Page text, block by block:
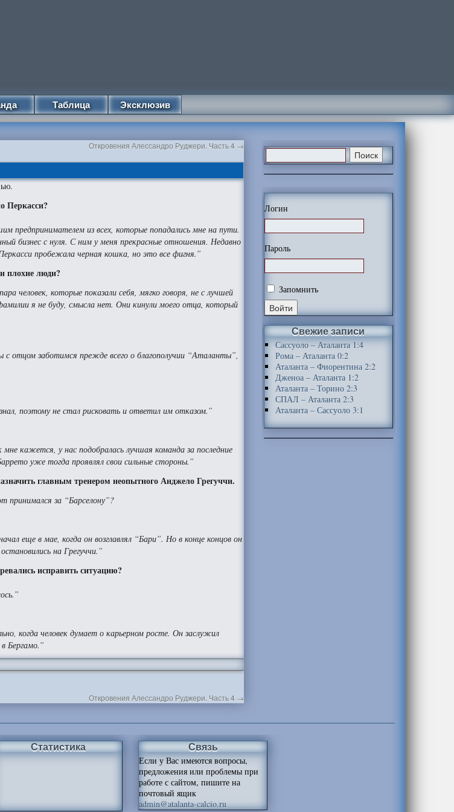
Таблица Эксклюзив
Откровения Алессандро Руджери. Часть 4 →
Перкасси?
предпринимателем из всех, которые попадались мне на пути.
бизнес с нуля. С ним у меня прекрасные отношения. Недавно
пробежала черная кошка, но это все фигня.”
плохие люди?
человек, которые показали себя, мягко говоря, не с лучшей
я не буду, смысла нет. Они кинули моего отца, который
заботимся прежде всего о благополучии “Аталанты”,
поэтому не стал рисковать и ответил им отказом.”
кажется, у нас подобралась лучшая команда за последние
уже тогда проявлял свои сильные стороны.”
главным тренером неопытного Анджело Грегуччи.
принимался за “Барселону”?
еще в мае, когда он возглавлял “Бари”. Но в конце концов он
на Грегуччи.”
исправить ситуацию?
когда человек думает о карьерном росте. Он заслужил
Бергамо.”
Откровения Алессандро Руджери. Часть 4 →
Логин
Пароль
Запомнить
Свежие записи
Сассуоло – Аталанта 1:4
Рома – Аталанта 0:2
Аталанта – Фиорентина 2:2
Дженоа – Аталанта 1:2
Аталанта – Торино 2:3
СПАЛ – Аталанта 2:3
Аталанта – Сассуоло 3:1
Статистика Связь
Если у Вас имеются вопросы,
предложения или проблемы при
работе с сайтом, пишите на
почтовый ящик
admin@atalanta-calcio.ru